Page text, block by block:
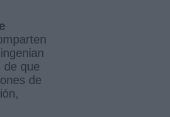
de que
de